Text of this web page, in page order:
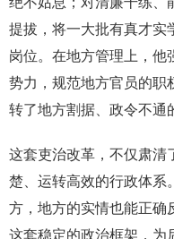
提拔，将一大批有真才实
岗位。在地方管理上，他
势力，规范地方官员的职
转了地方割据、政令不通
这套吏治改革，不仅肃清
楚、运转高效的行政体系
方，地方的实情也能正确
这套稳定的政治框架，为